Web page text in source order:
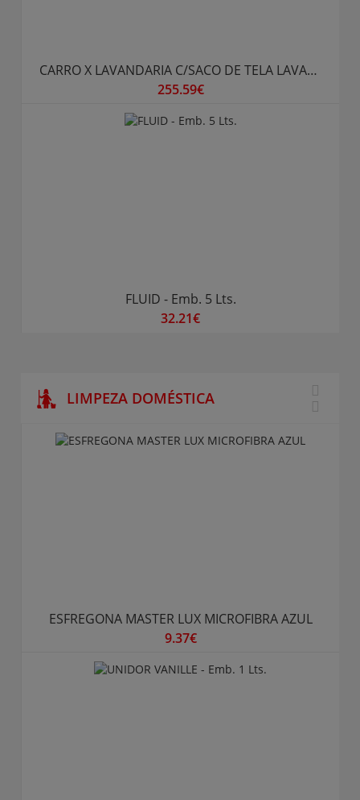
CARRO X LAVANDARIA C/SACO DE TELA LAVAVEL - GRANDE 180 Lts.
255.59€
FLUID - Emb. 5 Lts.
32.21€
LIMPEZA DOMÉSTICA
ESFREGONA MASTER LUX MICROFIBRA AZUL
9.37€